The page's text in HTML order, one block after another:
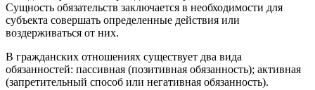
Сущность обязательств заключается в необходимости для
субъекта совершать определенные действия или
воздерживаться от них.
В гражданских отношениях существует два вида
обязанностей: пассивная (позитивная обязанность); активная
(запретительный способ или негативная обязанность).